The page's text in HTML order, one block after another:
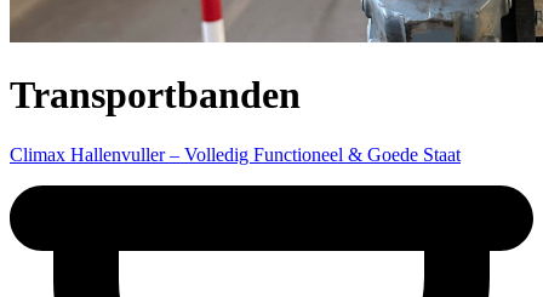
Transportbanden
Climax Hallenvuller – Volledig Functioneel & Goede Staat